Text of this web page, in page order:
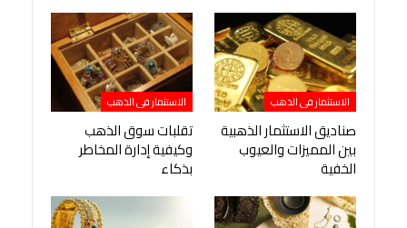
الاستثمار فى الذهب
صناديق الاستثمار الذهبية
بين المميزات والعيوب
الخفية
الاستثمار فى الذهب
تقلبات سوق الذهب
وكيفية إدارة المخاطر
بذكاء